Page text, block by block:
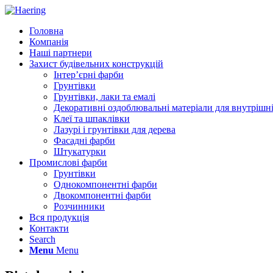
Головна
Компанія
Наші партнери
Захист будівельних конструкцій
Інтер’єрні фарби
Грунтівки
Грунтівки, лаки та емалі
Декоративні оздоблювальні матеріали для
Клеї та шпаклівки
Лазурі і грунтівки для дерева
Фасадні фарби
Штукатурки
Промислові фарби
Грунтівки
Однокомпонентні фарби
Двокомпонентні фарби
Розчинники
Вся продукція
Контакти
Search
Menu Menu